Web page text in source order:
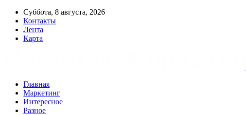
Суббота, 8 августа, 2026
Контакты
Лента
Карта
Главная
Маркетинг
Интересное
Разное